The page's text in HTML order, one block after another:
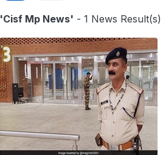
'Cisf Mp News' - 1 News Result(s)